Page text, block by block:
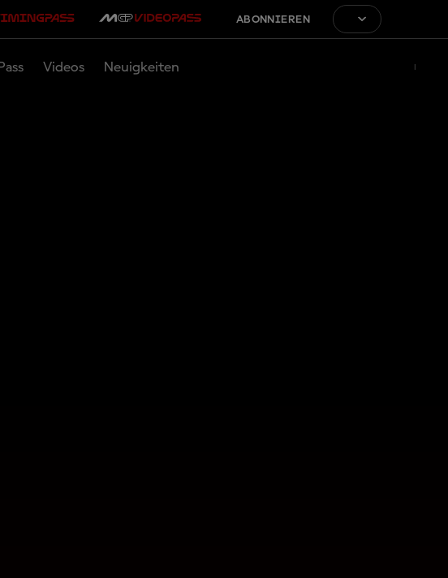
ABONNIEREN
Videos Neuigkeiten